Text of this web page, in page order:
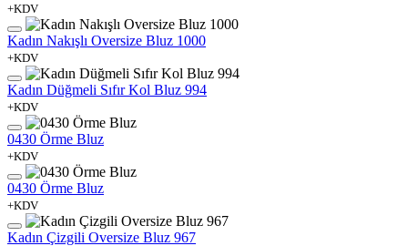
+KDV
Kadın Nakışlı Oversize Bluz 1000
+KDV
Kadın Düğmeli Sıfır Kol Bluz 994
+KDV
0430 Örme Bluz
+KDV
0430 Örme Bluz
+KDV
Kadın Çizgili Oversize Bluz 967